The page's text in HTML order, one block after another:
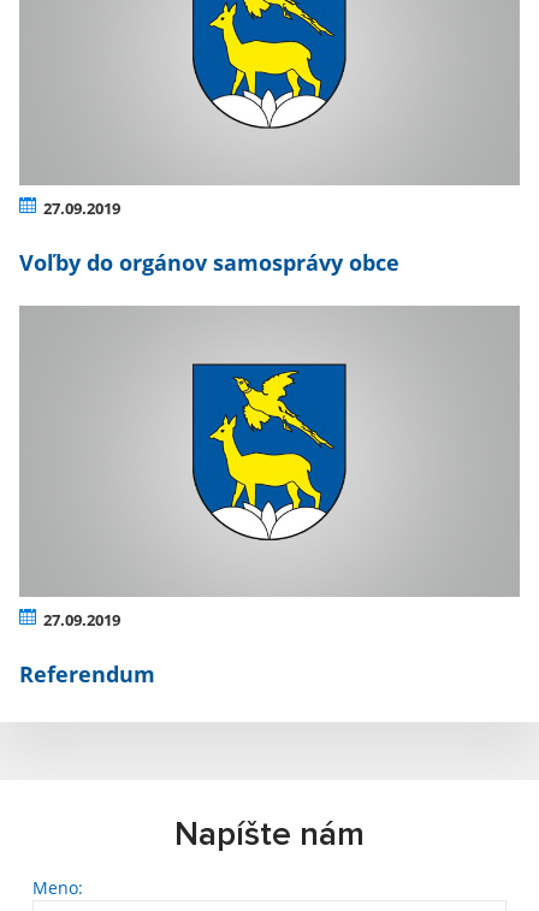
27.09.2019
Voľby do orgánov samosprávy obce
27.09.2019
Referendum
Napíšte nám
Meno: